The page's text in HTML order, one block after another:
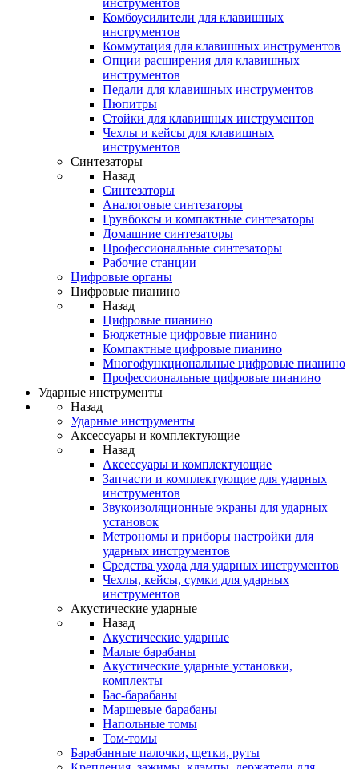
инструментов
Комбоусилители для клавишных
инструментов
Коммутация для клавишных инструментов
Опции расширения для клавишных
инструментов
Педали для клавишных инструментов
Пюпитры
Стойки для клавишных инструментов
Чехлы и кейсы для клавишных
инструментов
Синтезаторы
Назад
Синтезаторы
Аналоговые синтезаторы
Грувбоксы и компактные синтезаторы
Домашние синтезаторы
Профессиональные синтезаторы
Рабочие станции
Цифровые органы
Цифровые пианино
Назад
Цифровые пианино
Бюджетные цифровые пианино
Компактные цифровые пианино
Многофункциональные цифровые пианино
Профессиональные цифровые пианино
Ударные инструменты
Назад
Ударные инструменты
Аксессуары и комплектующие
Назад
Аксессуары и комплектующие
Запчасти и комплектующие для ударных
инструментов
Звукоизоляционные экраны для ударных
установок
Метрономы и приборы настройки для
ударных инструментов
Средства ухода для ударных инструментов
Чехлы, кейсы, сумки для ударных
инструментов
Акустические ударные
Назад
Акустические ударные
Mалые барабаны
Акустические ударные установки,
комплекты
Бас-барабаны
Маршевые барабаны
Напольные томы
Том-томы
Барабанные палочки, щетки, руты